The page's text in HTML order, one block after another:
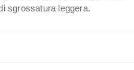
sgrossatura leggera.